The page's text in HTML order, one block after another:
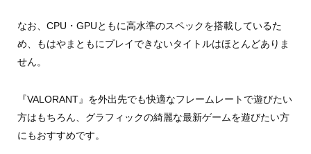
なお、CPU・GPUともに高水準のスペックを搭載しているた
め、もはやまともにプレイできないタイトルはほとんどありま
せん。
『VALORANT』を外出先でも快適なフレームレートで遊びたい
方はもちろん、グラフィックの綺麗な最新ゲームを遊びたい方
にもおすすめです。